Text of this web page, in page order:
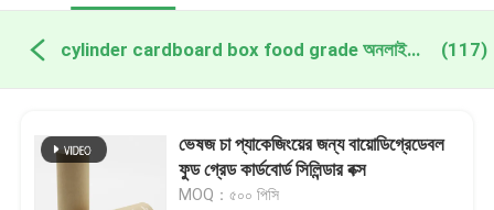
cylinder cardboard box food grade অনলাইন উত্পাদন (117)
ভেষজ চা প্যাকেজিংয়ের জন্য বায়োডিগ্রেডেবল
ফুড গ্রেড কার্ডবোর্ড সিলিন্ডার বক্স
MOQ：৫০০ পিসি